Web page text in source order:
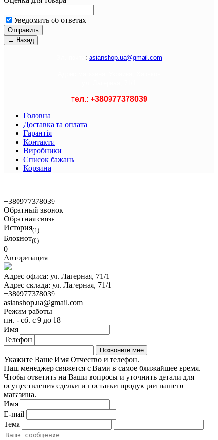
Уведомить об ответах
: asianshop.ua@gmail.com
тел.: +380977378039
Головна
Доставка та оплата
Гарантія
Контакти
Виробники
Список бажань
Корзина
+380977378039
Обратный звонок
Обратная связь
История(1)
Блокнот(0)
0
Авторизация
Адрес офиса: ул. Лагерная, 71/1
Адрес склада: ул. Лагерная, 71/1
+380977378039
asianshop.ua@gmail.com
Режим работы
пн. - сб. с 9 до 18
Имя
Телефон
Укажите Ваше Имя Отчество и телефон.
Наш менеджер свяжется с Вами в самое ближайшее время.
Чтобы ответить на Ваши вопросы и уточнить детали для
осуществления сделки и поставки продукции нашего
магазина.
Имя
E-mail
Тема